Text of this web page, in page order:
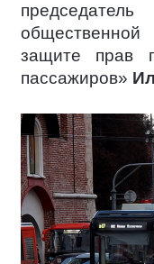
защите прав
пассажиров»